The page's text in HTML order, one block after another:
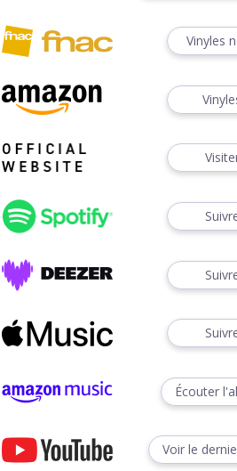
Vinyles
Écouter
Voir le